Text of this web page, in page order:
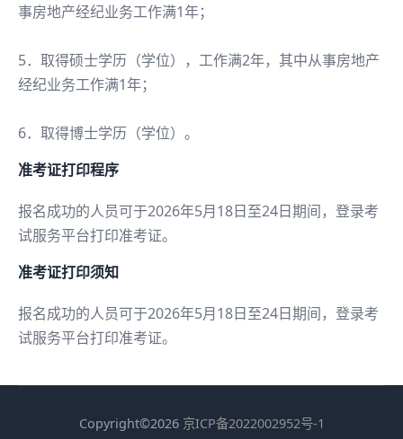
事房地产经纪业务工作满1年；
5．取得硕士学历（学位），工作满2年，其中从事房地产
经纪业务工作满1年；
6．取得博士学历（学位）。
准考证打印程序
报名成功的人员可于2026年5月18日至24日期间，登录考
试服务平台打印准考证。
准考证打印须知
报名成功的人员可于2026年5月18日至24日期间，登录考
试服务平台打印准考证。
Copyright©2026 京ICP备2022002952号-1